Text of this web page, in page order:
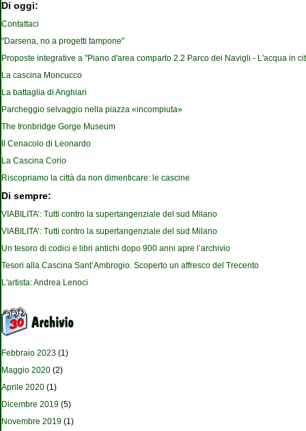
Di oggi:
Contattaci
"Darsena, no a progetti tampone"
Proposte integrative a "Piano d'area comparto 2.2 Parco dei Navigli - L'acqua in
La cascina Moncucco
La battaglia di Anghiari
Parcheggio selvaggio nella piazza «incompiuta»
The Ironbridge Gorge Museum
Il Cenacolo di Leonardo
La Cascina Corio
Riscopriamo la città da non dimenticare: le cascine
Di sempre:
VIABILITA’: Tutti contro la supertangenziale del sud Milano
VIABILITA’: Tutti contro la supertangenziale del sud Milano
Un tesoro di codici e libri antichi dopo 900 anni apre l’archivio
Tesori alla Cascina Sant’Ambrogio. Scoperto un affresco del Trecento
L'artista: Andrea Lenoci
Febbraio 2023 (1)
Maggio 2020 (2)
Aprile 2020 (1)
Dicembre 2019 (5)
Novembre 2019 (1)